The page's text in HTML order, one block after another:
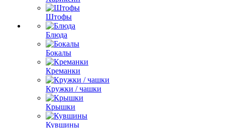
Штофы
Блюда
Бокалы
Креманки
Кружки / чашки
Крышки
Кувшины